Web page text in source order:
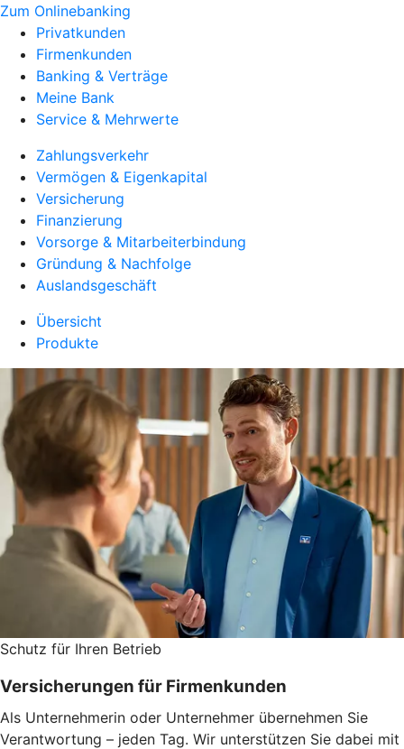
Zum Onlinebanking
Privatkunden
Firmenkunden
Banking & Verträge
Meine Bank
Service & Mehrwerte
Zahlungsverkehr
Vermögen & Eigenkapital
Versicherung
Finanzierung
Vorsorge & Mitarbeiterbindung
Gründung & Nachfolge
Auslandsgeschäft
Übersicht
Produkte
Schutz für Ihren Betrieb
Versicherungen für Firmenkunden
Als Unternehmerin oder Unternehmer übernehmen Sie
Verantwortung – jeden Tag. Wir unterstützen Sie dabei mit